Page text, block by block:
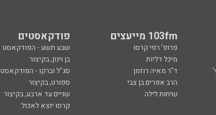
103fm מייעצים פודקאסטים
פרופ' רפי קרסו שבע תשע - הפודקאסט
מיכל דליות בן וינון, בקיצור
ד"ר מאיה רוזמן סג"ל וברקו - הפודקאסט
הרב אפרים בן צבי ספורט, בקיצור
שיחות לילה שניים עד ארבע, בקיצור
קרסו יוצא לאכול